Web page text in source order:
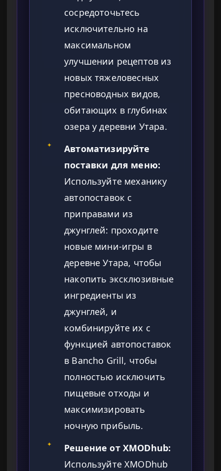
сосредоточьтесь
исключительно на
максимальном
улучшении рецептов из
новых тяжеловесных
пресноводных видов,
обитающих в глубинах
озера у деревни Утара.
✦
Автоматизируйте
поставки для меню:
Используйте механику
автопоставок с
приправами из
джунглей: проходите
новые мини-игры в
деревне Утара, чтобы
накопить эксклюзивные
ингредиенты из
джунглей, и
комбинируйте их с
функцией автопоставок
в Bancho Grill, чтобы
полностью исключить
пищевые отходы и
максимизировать
ночную прибыль.
✦
Решение от XMODhub:
Используйте XMODhub